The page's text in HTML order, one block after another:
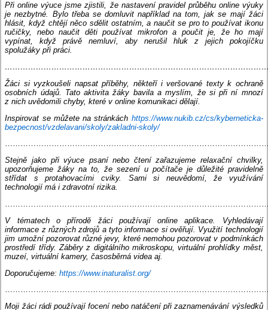
Při online výuce jsme zjistili, že nastavení pravidel průběhu online výuky
je nezbytné. Bylo třeba se domluvit například na tom, jak se mají žáci
hlásit, když chtějí něco sdělit ostatním, a naučit se pro to používat ikonu
ručičky, nebo naučit děti používat mikrofon a poučit je, že ho mají
vypínat, když právě nemluví, aby nerušil hluk z jejich pokojíčku
spolužáky při práci.
Žáci si vyzkoušeli napsat příběhy, někteří i veršované texty k ochraně
osobních údajů. Tato aktivita žáky bavila a myslím, že si při ní mnozí
z nich uvědomili chyby, které v online komunikaci dělají.
Inspirovat se můžete na stránkách https://www.nukib.cz/cs/kyberneticka-
bezpecnost/vzdelavani/skoly/zakladni-skoly/
Stejně jako při výuce psaní nebo čtení zařazujeme relaxační chvilky,
upozorňujeme žáky na to, že sezení u počítače je důležité pravidelně
střídat s protahovacími cviky. Sami si neuvědomí, že využívání
technologií má i zdravotní rizika.
V tématech o přírodě žáci používají online aplikace. Vyhledávají
informace z různých zdrojů a tyto informace si ověřují. Využití technologií
jim umožní pozorovat různé jevy, které nemohou pozorovat v podmínkách
prostředí třídy. Záběry z digitálního mikroskopu, virtuální prohlídky měst,
muzeí, virtuální kamery, časosběrná videa aj.
Doporučujeme:https://www.inaturalist.org/
Moji žáci rádi používají focení nebo natáčení při zaznamenávání výsledků